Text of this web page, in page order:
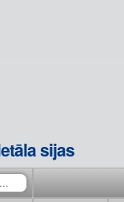
sijas